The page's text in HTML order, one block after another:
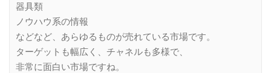
器具類
ノウハウ系の情報
などなど、あらゆるものが売れている市場です。
ターゲットも幅広く、チャネルも多様で、
非常に面白い市場ですね。